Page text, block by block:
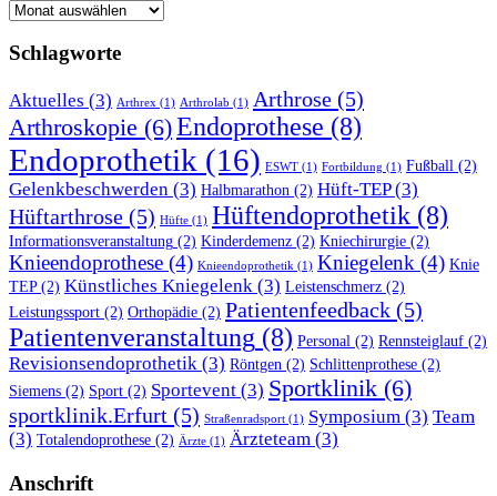
Archiv
Schlagworte
Aktuelles (3) Arthrex (1) Arthrolab (1) Arthrose (5)
Arthroskopie (6)Endoprothese (8)
Endoprothetik (16) ESWT (1) Fortbildung (1) Fußball (2)
Gelenkbeschwerden (3) Halbmarathon (2) Hüft-TEP(3)
Hüftarthrose (5) Hüfte (1) Hüftendoprothetik (8)
Informationsveranstaltung (2) Kinderdemenz (2) Kniechirurgie (2)
Knieendoprothese (4) Knieendoprothetik (1) Kniegelenk (4) Knie
TEP(2) Künstliches Kniegelenk (3) Leistenschmerz (2)
Leistungssport (2) Orthopädie (2) Patientenfeedback (5)
Patientenveranstaltung (8) Personal (2) Rennsteiglauf (2)
Revisionsendoprothetik (3) Röntgen (2) Schlittenprothese (2)
Siemens (2) Sport (2) Sportevent (3) Sportklinik (6)
sportklinik.Erfurt (5) Straßenradsport (1) Symposium (3) Team
(3) Totalendoprothese (2) Ärzte (1) Ärzteteam (3)
Anschrift